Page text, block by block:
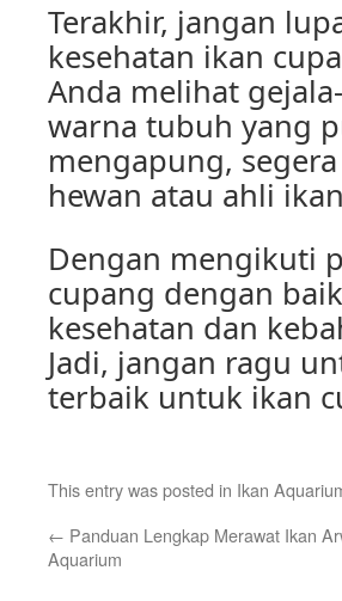
Terakhir, jangan
kesehatan ikan
Anda melihat
warna tubuh yang
mengapung,
hewan atau ahli
Dengan mengikuti
cupang dengan
kesehatan dan
Jadi, jangan ragu
terbaik untuk ikan
This entry was posted in Ikan
← Panduan Lengkap Merawat Ikan
Aquarium